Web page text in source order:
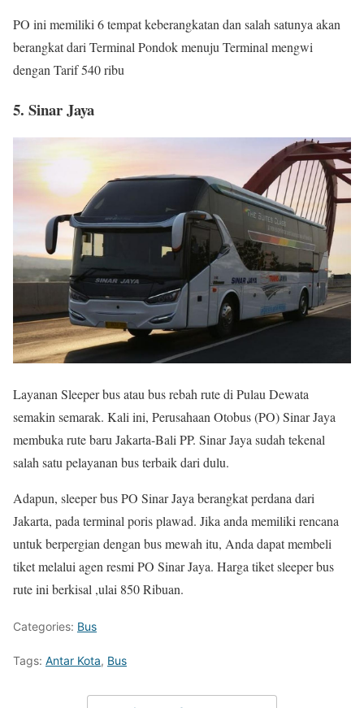
PO ini memiliki 6 tempat keberangkatan dan salah satunya akan
berangkat dari Terminal Pondok menuju Terminal mengwi
dengan Tarif 540 ribu
5. Sinar Jaya
Layanan Sleeper bus atau bus rebah rute di Pulau Dewata
semakin semarak. Kali ini, Perusahaan Otobus (PO) Sinar Jaya
membuka rute baru Jakarta-Bali PP. Sinar Jaya sudah tekenal
salah satu pelayanan bus terbaik dari dulu.
Adapun, sleeper bus PO Sinar Jaya berangkat perdana dari
Jakarta, pada terminal poris plawad. Jika anda memiliki rencana
untuk berpergian dengan bus mewah itu, Anda dapat membeli
tiket melalui agen resmi PO Sinar Jaya. Harga tiket sleeper bus
rute ini berkisal ,ulai 850 Ribuan.
Categories: Bus
Tags: Antar Kota, Bus